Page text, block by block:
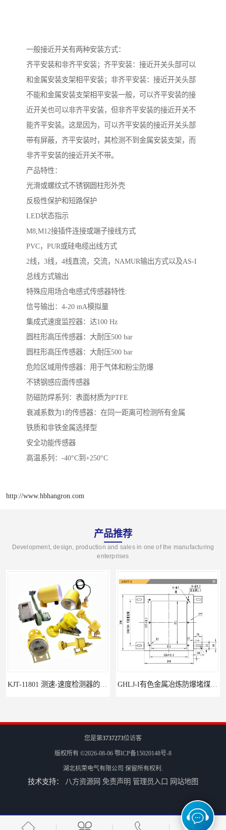
一般接近开关有两种安装方式：
齐平安装和非齐平安装；齐平安装：接近开关头部可以
和金属安装支架相平安装；非齐平安装：接近开关头部
不能和金属安装支架相平安装一般，可以齐平安装的接
近开关也可以非齐平安装，但非齐平安装的接近开关不
能齐平安装。这是因为，可以齐平安装的接近开关头部
带有屏蔽，齐平安装时，其检测不到金属安装支架，而
非齐平安装的接近开关不带。
产品特性：
光滑或螺纹式不锈钢圆柱形外壳
反极性保护和短路保护
LED状态指示
M8,M12接插件连接或端子接线方式
PVC，PUR或硅电缆出线方式
2线，3线，4线直流，交流，NAMUR输出方式以及AS-I
总线方式输出
特殊应用场合电感式传感器特性:
信号输出：4-20 mA模拟量
集成式速度监控器：达100 Hz
圆柱形高压传感器：大耐压500 bar
圆柱形高压传感器：大耐压500 bar
危险区域用传感器：用于气体和粉尘防爆
不锈钢感应面传感器
防磁防焊系列：表面材质为PTFE
衰减系数为1的传感器：在同一距离可检测所有金属
铁质和非铁金属选择型
安全功能传感器
高温系列：-40°C到+250°C
http://www.hbhangron.com
产品推荐
Development, design, production and sales in one of the manufacturing
enterprises
GCDH-W 皮带打滑开关在港口码头的应用
您是第3737273位访客
版权所有 ©2026-08-06 鄂ICP备15020148号-8
湖北杭荣电气有限公司 保留所有权利.
技术支持： 八方资源网 免责声明 管理员入口 网站地图